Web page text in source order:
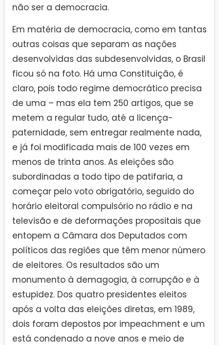
não ser a democracia.
Em matéria de democracia, como em tantas
outras coisas que separam as nações
desenvolvidas das subdesenvolvidas, o Brasil
ficou só na foto. Há uma Constituição, é
claro, pois todo regime democrático precisa
de uma – mas ela tem 250 artigos, que se
metem a regular tudo, até a licença-
paternidade, sem entregar realmente nada,
e já foi modificada mais de 100 vezes em
menos de trinta anos. As eleições são
subordinadas a todo tipo de patifaria, a
começar pelo voto obrigatório, seguido do
horário eleitoral compulsório no rádio e na
televisão e de deformações propositais que
entopem a Câmara dos Deputados com
políticos das regiões que têm menor número
de eleitores. Os resultados são um
monumento à demagogia, à corrupção e à
estupidez. Dos quatro presidentes eleitos
após a volta das eleições diretas, em 1989,
dois foram depostos por impeachment e um
está condenado a nove anos e meio de